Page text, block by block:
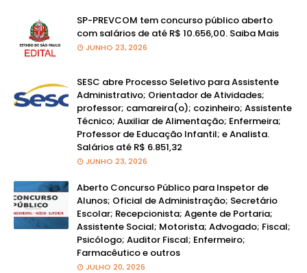
SP-PREVCOM tem concurso público aberto
com salários de até R$ 10.656,00. Saiba Mais
JUNHO 23, 2026
SESC abre Processo Seletivo para Assistente
Administrativo; Orientador de Atividades;
professor; camareira(o); cozinheiro; Assistente
Técnico; Auxiliar de Alimentação; Enfermeira;
Professor de Educação Infantil; e Analista.
Salários até R$ 6.851,32
JUNHO 23, 2026
Aberto Concurso Público para Inspetor de
Alunos; Oficial de Administração; Secretário
Escolar; Recepcionista; Agente de Portaria;
Assistente Social; Motorista; Advogado; Fiscal;
Psicólogo; Auditor Fiscal; Enfermeiro;
Farmacêutico e outros
JULHO 20, 2026